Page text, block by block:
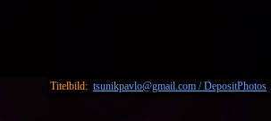
Titelbild: tsunikpavlo@gmail.com / DepositPhotos